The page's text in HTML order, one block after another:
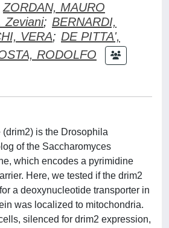
ZORDAN, MAURO
Zeviani; BERNARDI,
VERA; DE PITTA',
RODOLFO
is the Drosophila
of the Saccharomyces
which encodes a pyrimidine
Here, we tested if the drim2
a deoxynucleotide transporter in
was localized to mitochondria.
silenced for drim2 expression,